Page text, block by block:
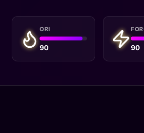
ORI
90 90